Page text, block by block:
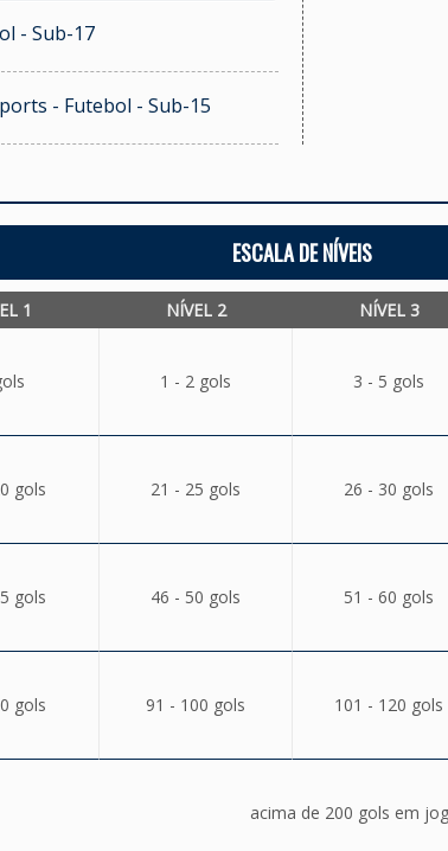
- Sub-17
- Futebol - Sub-15
ESCALA DE NÍVEIS
1 NÍVEL 2 NÍVEL 3
1 - 2 gols 3 - 5 gols
gols 21 - 25 gols 26 - 30 gols
gols 46 - 50 gols 51 - 60 gols
gols 91 - 100 gols 101 - 120 gols
acima de 200 gols em